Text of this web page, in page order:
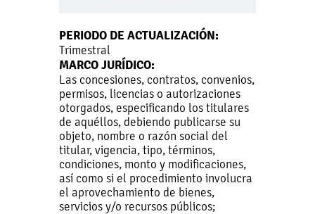
PERIODO DE ACTUALIZACIÓN:
Trimestral
MARCO JURÍDICO:
Las concesiones, contratos, convenios,
permisos, licencias o autorizaciones
otorgados, especificando los titulares
de aquéllos, debiendo publicarse su
objeto, nombre o razón social del
titular, vigencia, tipo, términos,
condiciones, monto y modificaciones,
así como si el procedimiento involucra
el aprovechamiento de bienes,
servicios y/o recursos públicos;